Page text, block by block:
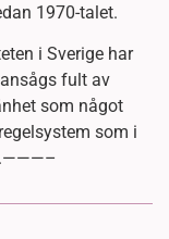
1970-talet.
i Sverige har
fult av
som något
som i